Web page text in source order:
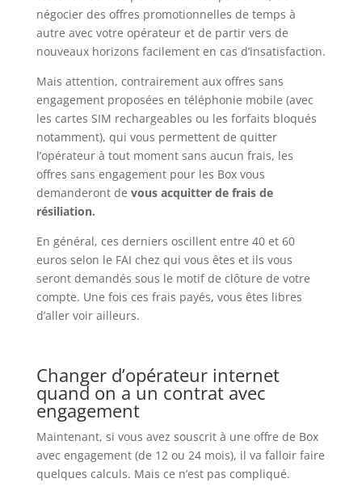
négocier des offres promotionnelles de temps à
autre avec votre opérateur et de partir vers de
nouveaux horizons facilement en cas d’insatisfaction.
Mais attention, contrairement aux offres sans
engagement proposées en téléphonie mobile (avec
les cartes SIM rechargeables ou les forfaits bloqués
notamment), qui vous permettent de quitter
l’opérateur à tout moment sans aucun frais, les
offres sans engagement pour les Box vous
demanderont de vous acquitter de frais de
résiliation.
En général, ces derniers oscillent entre 40 et 60
euros selon le FAI chez qui vous êtes et ils vous
seront demandés sous le motif de clôture de votre
compte. Une fois ces frais payés, vous êtes libres
d’aller voir ailleurs.
Changer d’opérateur internet
quand on a un contrat avec
engagement
Maintenant, si vous avez souscrit à une offre de Box
avec engagement (de 12 ou 24 mois), il va falloir faire
quelques calculs. Mais ce n’est pas compliqué.